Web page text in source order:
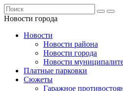
Новости города
Новости
Новости района
Новости города
Новости
Платные парковки
Сюжеты
Гаражное